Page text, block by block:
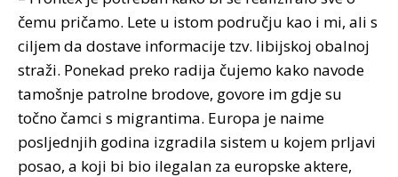
čemu pričamo. Lete u istom području kao i mi, ali s
ciljem da dostave informacije tzv. libijskoj obalnoj
straži. Ponekad preko radija čujemo kako navode
tamošnje patrolne brodove, govore im gdje su
točno čamci s migrantima. Europa je naime
posljednjih godina izgradila sistem u kojem prljavi
posao, a koji bi bio ilegalan za europske aktere,